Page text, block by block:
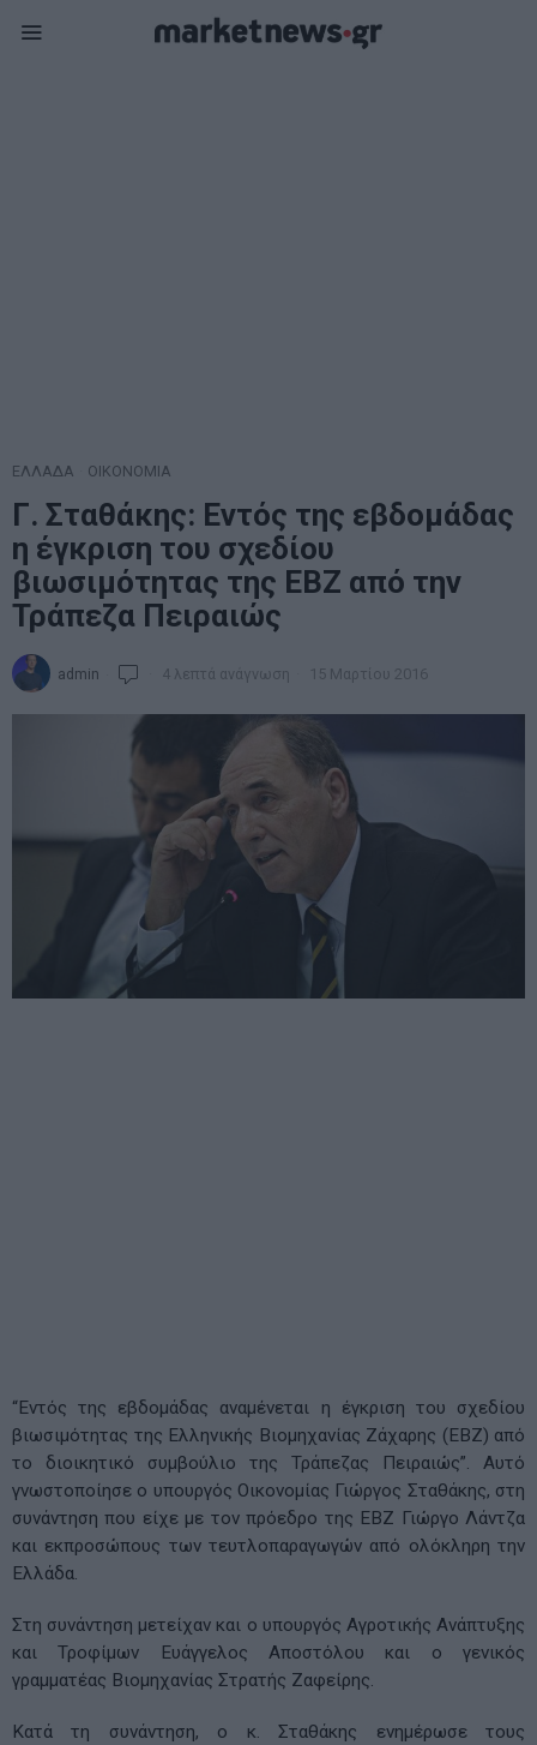
ΕΛΛΑΔΑ ΟΙΚΟΝΟΜΙΑ
Γ. Σταθάκης: Εντός της εβδομάδας
η έγκριση του σχεδίου
βιωσιμότητας της ΕΒΖ από την
Τράπεζα Πειραιώς
admin 4 λεπτά ανάγνωση 15 Μαρτίου 2016
“Εντός της εβδομάδας αναμένεται η έγκριση του σχεδίου
βιωσιμότητας της Ελληνικής Βιομηχανίας Ζάχαρης (ΕΒΖ) από
το διοικητικό συμβούλιο της Τράπεζας Πειραιώς”. Αυτό
γνωστοποίησε ο υπουργός Οικονομίας Γιώργος Σταθάκης, στη
συνάντηση που είχε με τον πρόεδρο της ΕΒΖ Γιώργο Λάντζα
και εκπροσώπους των τευτλοπαραγωγών από ολόκληρη την
Ελλάδα.
Στη συνάντηση μετείχαν και ο υπουργός Αγροτικής Ανάπτυξης
και Τροφίμων Ευάγγελος Αποστόλου και ο γενικός
γραμματέας Βιομηχανίας Στρατής Ζαφείρης.
Κατά τη συνάντηση, ο κ. Σταθάκης ενημέρωσε τους